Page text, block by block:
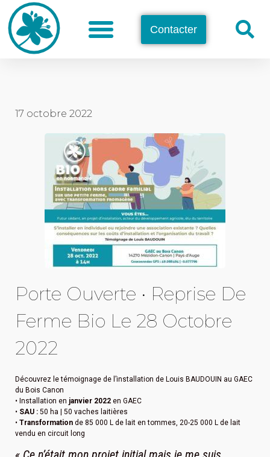
Contacter
17 octobre 2022
Porte Ouverte • Reprise De
Ferme Bio Le 28 Octobre
2022
Découvrez le témoignage de l’installation de Louis BAUDOUIN au GAEC
du Bois Canon
• Installation en janvier 2022 en GAEC
• SAU : 50 ha | 50 vaches laitières
• Transformation de 85 000 L de lait en tommes, 20-25 000 L de lait
vendu en circuit long